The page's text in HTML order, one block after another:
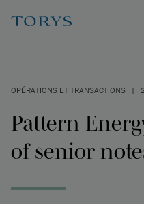
OPÉRATIONS ET TRANSACTIONS |
Pattern
of senior